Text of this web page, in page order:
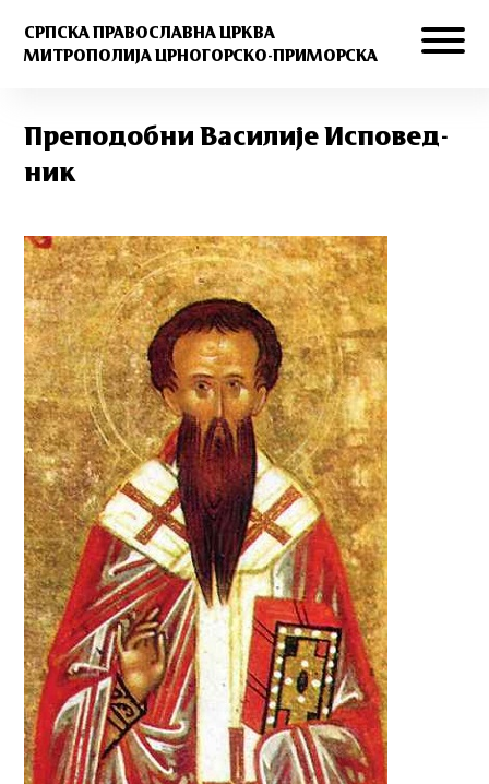
СРПСКА ПРАВОСЛАВНА ЦРКВА
МИТРОПОЛИЈА ЦРНОГОРСКО-ПРИМОРСКА
Пре­по­доб­ни Ва­си­ли­је Ис­по­вед­
ник